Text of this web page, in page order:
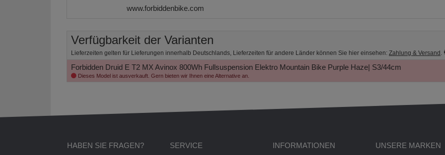
www.forbiddenbike.com
Verfügbarkeit der Varianten
Lieferzeiten gelten für Lieferungen innerhalb Deutschlands, Lieferzeiten für andere Länder können Sie hier einsehen: Zahlung & Versand .
Forbidden Druid E T2 MX Avinox 800Wh Fullsuspension Elektro Mountain Bike Purple Haze| S3/44cm
Dieses Model ist ausverkauft. Gern bieten wir Ihnen eine Alternative an.
HABEN SIE FRAGEN? SERVICE INFORMATIONEN UNSERE MARKEN